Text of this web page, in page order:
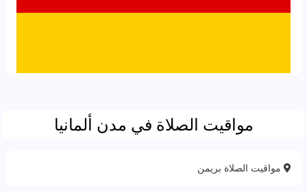
مواقيت الصلاة في مدن ألمانيا
مواقيت الصلاة بريمن